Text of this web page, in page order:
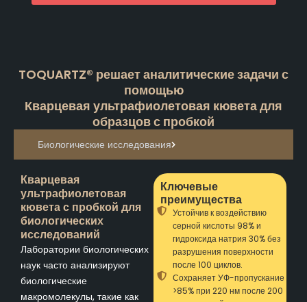
TOQUARTZ® решает аналитические задачи с
помощью
Кварцевая ультрафиолетовая кювета для
образцов с пробкой
Биологические исследования
Кварцевая
ультрафиолетовая
кювета с пробкой для
биологических
исследований
Лаборатории биологических
наук часто анализируют
биологические
макромолекулы, такие как
Ключевые
преимущества
Устойчив к воздействию
серной кислоты 98% и
гидроксида натрия 30% без
разрушения поверхности
после 100 циклов.
Сохраняет УФ-пропускание
>85% при 220 нм после 200